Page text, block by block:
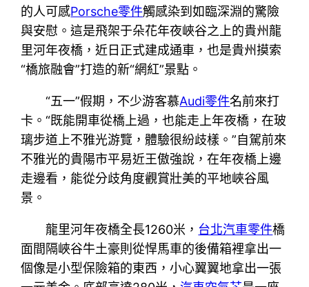
的人可感Porsche零件觸感染到如臨深淵的驚險
與安慰。這是飛架于朵花年夜峽谷之上的貴州龍
里河年夜橋，近日正式建成通車，也是貴州摸索
“橋旅融會”打造的新“網紅”景點。
“五一”假期，不少游客慕Audi零件名前來打
卡。“既能開車從橋上過，也能走上年夜橋，在玻
璃步道上不雅光游覽，體驗很紛歧樣。”自駕前來
不雅光的貴陽市平易近王傲強說，在年夜橋上邊
走邊看，能從分歧角度觀賞壯美的平地峽谷風
景。
龍里河年夜橋全長1260米， 台北汽車零件橋
面間隔峽谷牛土豪則從悍馬車的後備箱裡拿出一
個像是小型保險箱的東西，小心翼翼地拿出一張